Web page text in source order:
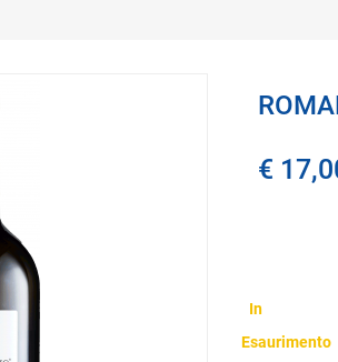
€
In
Esaurimento